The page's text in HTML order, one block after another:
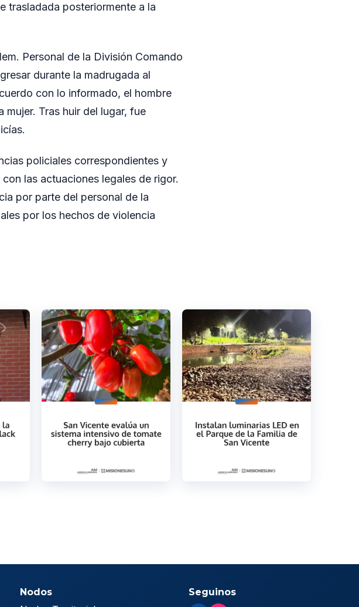
trasladada posteriormente a la
Personal de la División Comando
durante la madrugada al
con lo informado, el hombre
Tras huir del lugar, fue
policiales correspondientes y
las actuaciones legales de rigor.
por parte del personal de la
por los hechos de violencia
Nodos Seguinos